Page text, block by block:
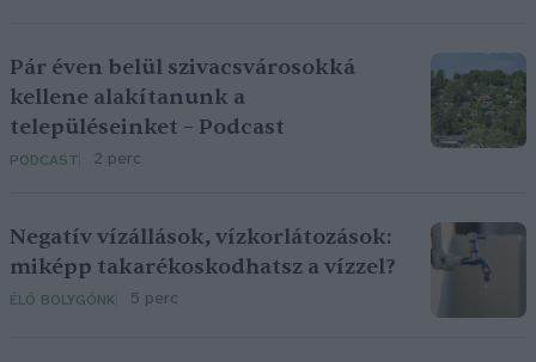
Pár éven belül szivacsvárosokká
kellene alakítanunk a
településeinket – Podcast
PODCAST 2 perc
Negatív vízállások, vízkorlátozások:
miképp takarékoskodhatsz a vízzel?
ÉLŐ BOLYGÓNK 5 perc